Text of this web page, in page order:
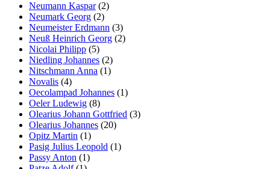
Neumann Kaspar(2)
Neumark Georg (2)
Neumeister Erdmann (3)
Neuß Heinrich Georg (2)
Nicolai Philipp (5)
Niedling Johannes (2)
Nitschmann Anna (1)
Novalis (4)
Oecolampad Johannes (1)
Oeler Ludewig (8)
Olearius Johann Gottfried (3)
Olearius Johannes (20)
Opitz Martin (1)
Pasig Julius Leopold (1)
Passy Anton (1)